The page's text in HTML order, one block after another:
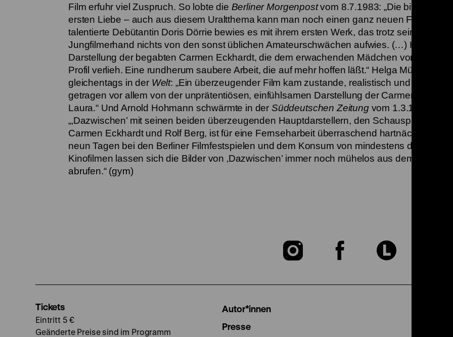
Film erfuhr viel Zuspruch. So lobte die Berliner Morgenpostvom 8.7.1983: „Die bittersüße
ersten Liebe – auch aus diesem Uraltthema kann man noch einen ganz neuen Film
talentierte Debütantin Doris Dörrie bewies es mit ihrem ersten Werk, das trotz seiner
Jungfilmerhand nichts von den sonst üblichen Amateurschwächen aufwies. (…) Hinzu kam
Darstellung der begabten Carmen Eckhardt, die dem erwachenden Mädchen von heute
Profil verlieh. Eine rundherum saubere Arbeit, die auf mehr hoffen läßt.“ Helga Mühle
gleichentags in der Welt: „Ein überzeugender Film kam zustande, realistisch und sensibel,
getragen vor allem von der unprätentiösen, einfühlsamen Darstellung der Carmen
Laura.“ Und Arnold Hohmann schwärmte in der Süddeutschen Zeitungvom 1.3.1982:
„‚Dazwischen’ mit seinen beiden überzeugenden Hauptdarstellern, den
Carmen Eckhardt und Rolf Berg, ist für eine Fernseharbeit überraschend hartnäckig.
neun Tagen bei den Berliner Filmfestspielen und dem Konsum von mindestens drei
Kinofilmen lassen sich die Bilder von ‚Dazwischen’ immer noch mühelos aus dem
abrufen.“ (gym)
Zu
Zu
Zu
Tickets
Eintritt 5 €
Geänderte Preise sind im Programm
Autor*innen
Presse